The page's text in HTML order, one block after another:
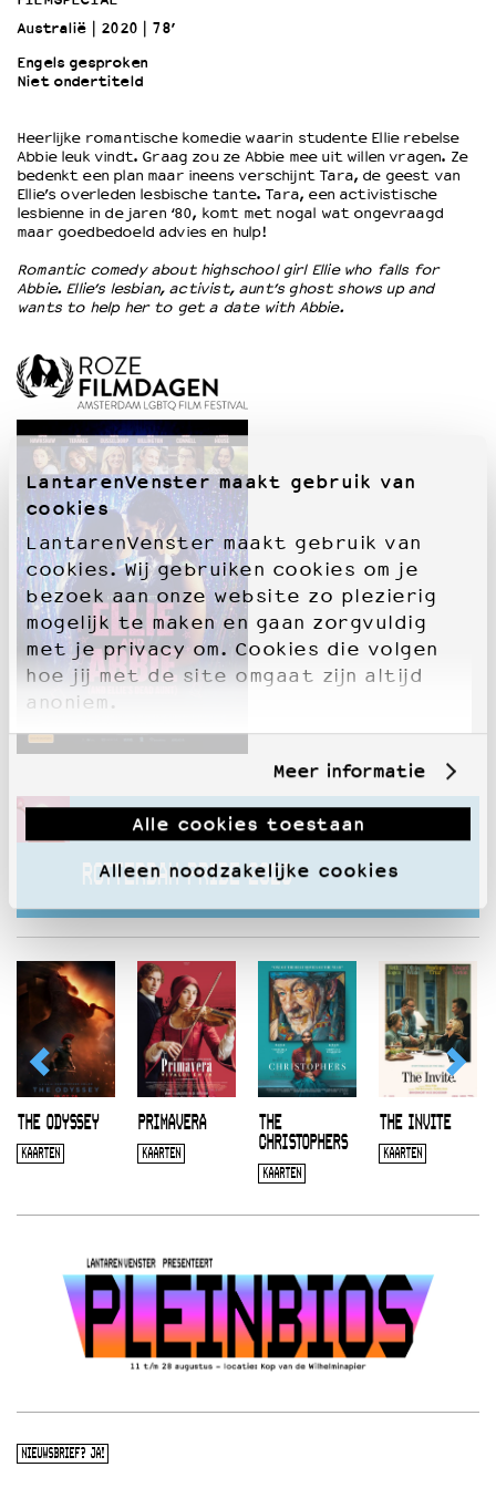
LantarenVenster maakt gebruik van
cookies
LantarenVenster maakt gebruik van
cookies. Wij gebruiken cookies om je
bezoek aan onze website zo plezierig
mogelijk te maken en gaan zorgvuldig
met je privacy om. Cookies die volgen
hoe jij met de site omgaat zijn altijd
anoniem.
Meer informatie
Alle cookies toestaan
Alleen noodzakelijke cookies
OVER LANTARENVENSTER
Wat we doen
Wie is wie
Word vriend
Historie
Partners
Huisregels
Privacyverklaring
Integriteits- en gedragscode
Culturele boycot Israël
Ruimte voor artistieke vrijheid – VNPF
Australië
2020
78’
Engels gesproken
Niet ondertiteld
Heerlijke romantische komedie waarin studente Ellie rebelse
Abbie leuk vindt. Graag zou ze Abbie mee uit willen vragen. Ze
bedenkt een plan maar ineens verschijnt Tara, de geest van
Ellie’s overleden lesbische tante. Tara, een activistische
lesbienne in de jaren ‘80, komt met nogal wat ongevraagd
maar goedbedoeld advies en hulp!
Romantic comedy about highschool girl Ellie who falls for
Abbie. Ellie’s lesbian, activist, aunt’s ghost shows up and
wants to help her to get a date with Abbie.
Deze voorstelling hoort bij
ROTTERDAM PRIDE 2020
THE ODYSSEY
KAARTEN
PRIMAVERA
KAARTEN
THE
CHRISTOPHERS
KAARTEN
THE INVITE
KAARTEN
NIEUWSBRIEF? JA!